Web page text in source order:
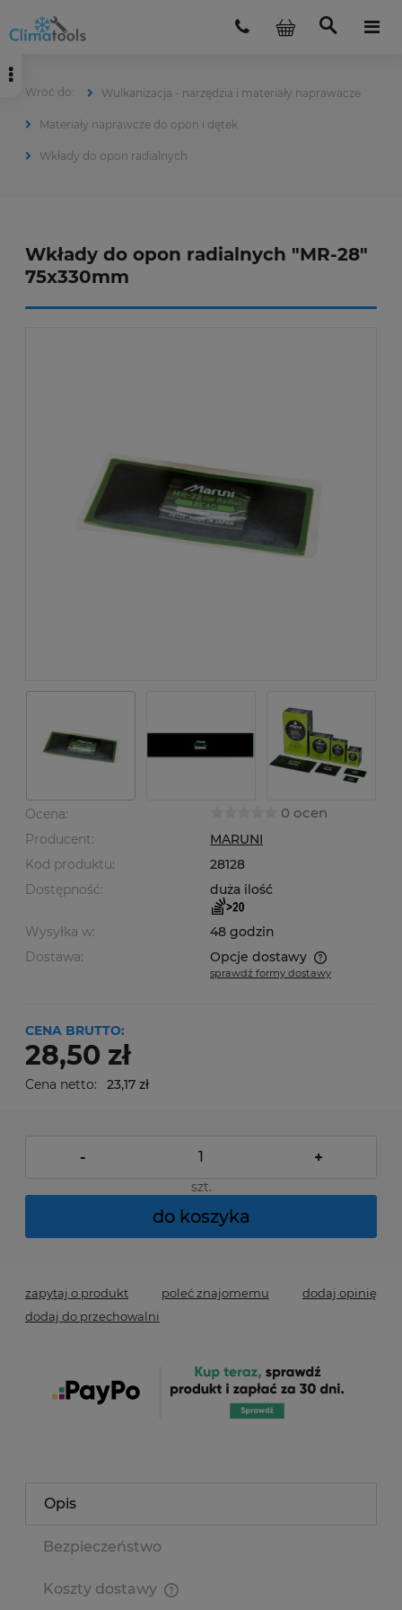
Wulkanizacja - narzędzia i materiały naprawacze
Materiały naprawcze do opon i dętek
Wkłady do opon radialnych
Wkłady do opon radialnych "MR-28"
75x330mm
Ocena: 0 ocen
Producent:
MARUNI
Kod produktu:
28128
Dostępność:
duża ilość
Wysyłka w:
48 godzin
Dostawa:
Opcje dostawy
Cena nie zawiera ewentualnych kosztów płatności
sprawdź formy dostawy
CENA BRUTTO:
28,50 zł
Cena netto: 23,17 zł
- +
szt.
do koszyka
zapytaj o produkt poleć znajomemu
dodaj opinię
dodaj do przechowalni
Opis
Bezpieczeństwo
Koszty dostawy